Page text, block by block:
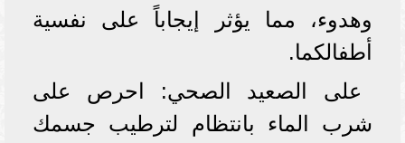
وهدوء، مما يؤثر إيجاباً على نفسية
أطفالكما.
على الصعيد الصحي: احرص على
شرب الماء بانتظام لترطيب جسمك